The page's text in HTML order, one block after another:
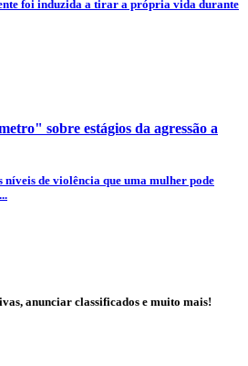
foi induzida a tirar a própria vida durante
sobre estágios da agressão a
níveis de violência que uma mulher pode
anunciar classificados e muito mais!